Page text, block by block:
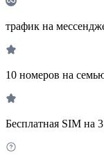
трафик на
10 номеров на
Бесплатная SIM на